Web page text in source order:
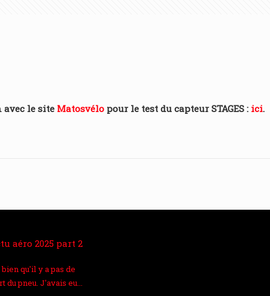
avec le site Matosvélo pour le test du capteur STAGES : ici.
aéro 2025 part 2
qu'il y a pas de
du pneu. J'avais eu…